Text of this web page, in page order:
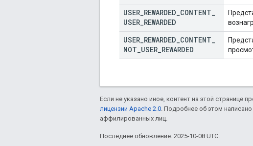
USER REWARDED CONTENT
USER REWARDED
USER REWARDED CONTENT
NOT USER REWARDED
Если не указано иное, контент на этой странице
лицензии Apache 2.0 . Подробнее об этом написано
аффилированных лиц.
Последнее обновление: 2025-10-08 UTC.